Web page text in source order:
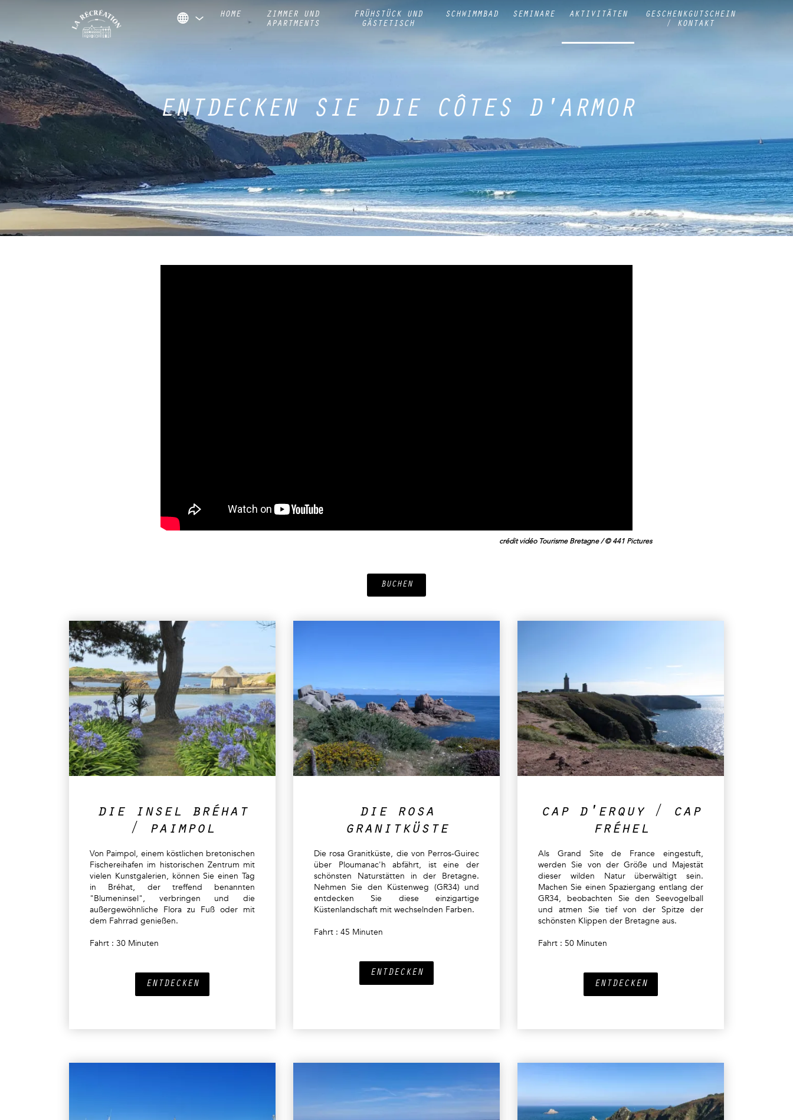
HOME
ZIMMER UND
APARTMENTS
FRÜHSTÜCK UND
GÄSTETISCH
SCHWIMMBAD SEMINARE AKTIVITÄTEN
GESCHENKGUTSCHEIN
/ KONTAKT
ENTDECKEN SIE DIE CÔTES D'ARMOR
crédit vidéo Tourisme Bretagne / © 441 Pictures
BUCHEN
die insel bréhat
/ paimpol
Von Paimpol, einem köstlichen bretonischen
Fischereihafen im historischen Zentrum mit
vielen Kunstgalerien, können Sie einen Tag
in Bréhat, der treffend benannten
"Blumeninsel", verbringen und die
außergewöhnliche Flora zu Fuß oder mit
dem Fahrrad genießen.
Fahrt : 30 Minuten
ENTDECKEN
die rosa
granitküste
Die rosa Granitküste, die von Perros-Guirec
über Ploumanac'h abfährt, ist eine der
schönsten Naturstätten in der Bretagne.
Nehmen Sie den Küstenweg (GR34) und
entdecken Sie diese einzigartige
Küstenlandschaft mit wechselnden Farben.
Fahrt : 45 Minuten
ENTDECKEN
cap d'erquy / cap
fréhel
Als Grand Site de France eingestuft,
werden Sie von der Größe und Majestät
dieser wilden Natur überwältigt sein.
Machen Sie einen Spaziergang entlang der
GR34, beobachten Sie den Seevogelball
und atmen Sie tief von der Spitze der
schönsten Klippen der Bretagne aus.
Fahrt : 50 Minuten
ENTDECKEN